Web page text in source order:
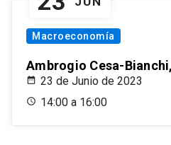
Macroeconomía
Ambrogio Cesa-
23 de Junio de 2023
14:00 a 16:00